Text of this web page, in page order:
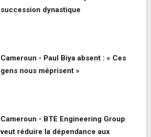
succession dynastique
Cameroun - Paul Biya absent : « Ces
gens nous méprisent »
Cameroun - BTE Engineering Group
veut réduire la dépendance aux